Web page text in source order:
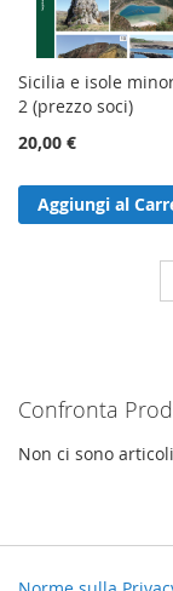
Sicilia e isole
2 (prezzo soci)
20,00 €
Aggiungi al
Confronta
Non ci sono